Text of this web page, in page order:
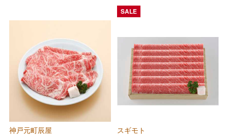
神戸元町辰屋
SALE
スギモト